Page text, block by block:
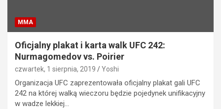
MMA
Oficjalny plakat i karta walk UFC 242:
Nurmagomedov vs. Poirier
czwartek, 1 sierpnia, 2019 Yoshi
Organizacja UFC zaprezentowała oficjalny plakat gali UFC
242 na której walką wieczoru będzie pojedynek unifikacyjny
w wadze lekkiej…